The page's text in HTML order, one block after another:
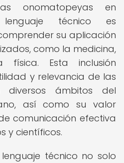
onomatopeyas en
técnico es
su aplicación
como la medicina,
Esta inclusión
y relevancia de las
diversos ámbitos del
así como su valor
comunicación efectiva
y científicos.
técnico no solo